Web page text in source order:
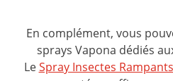
En complément, vous
sprays Vapona dédiés
LeSpray Insectes